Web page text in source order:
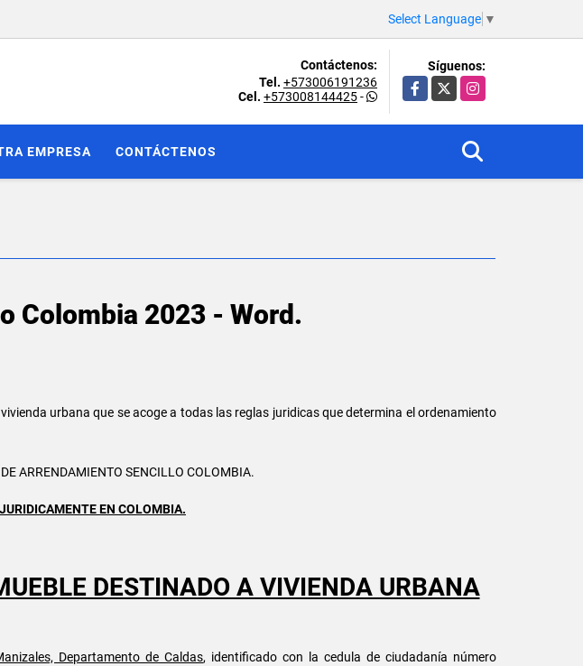
Select Language ▼
Contáctenos:
Tel. +573006191236
Cel. +573008144425-
Síguenos:
Facebook
X Instagram
EMPRESA CONTÁCTENOS
Colombia 2023 - Word.
urbana que se acoge a todas las reglas juridicas que determina el ordenamiento
ARRENDAMIENTO SENCILLO COLOMBIA.
EN COLOMBIA.
DESTINADO A VIVIENDA URBANA
Departamento de Caldas, identificado con la cedula de ciudadanía número